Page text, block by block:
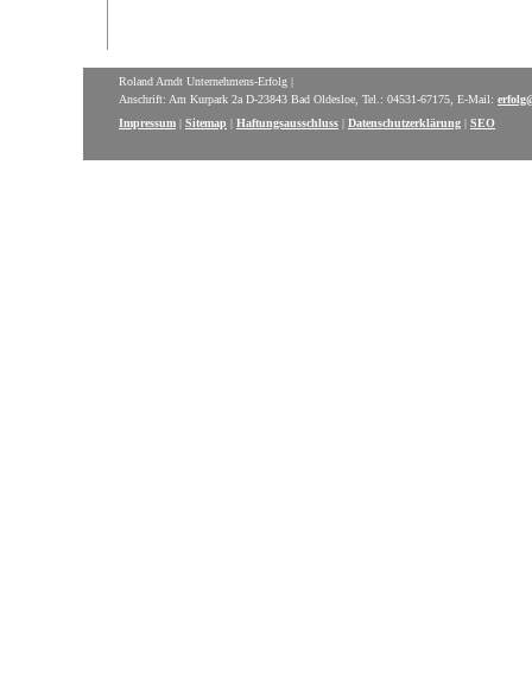
Roland Arndt Unternehmens-Erfolg |
Anschrift: Am Kurpark 2a D-23843 Bad Oldesloe, Tel.: 04531-67175, E-Mail:
Impressum | Sitemap | Haftungsausschluss | Datenschutzerklärung | SEO